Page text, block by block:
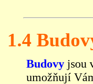
1.4
Budovy jsou
umožňují